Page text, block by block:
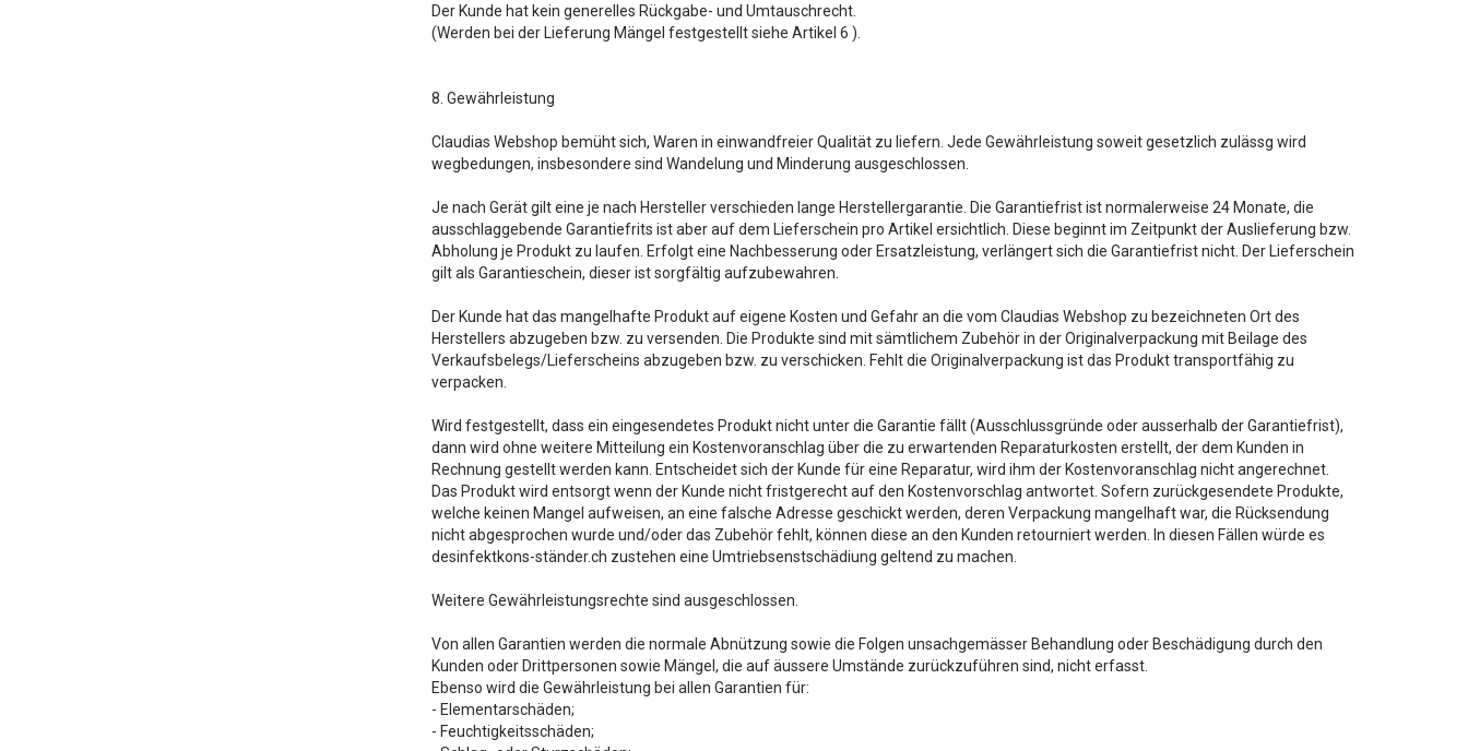
Der Kunde hat kein generelles Rückgabe- und Umtauschrecht.
(Werden bei der Lieferung Mängel festgestellt siehe Artikel 6 ).
8. Gewährleistung
Claudias Webshop bemüht sich, Waren in einwandfreier Qualität zu liefern. Jede Gewährleistung soweit gesetzlich zulässg wird
wegbedungen, insbesondere sind Wandelung und Minderung ausgeschlossen.
Je nach Gerät gilt eine je nach Hersteller verschieden lange Herstellergarantie. Die Garantiefrist ist normalerweise 24 Monate, die
ausschlaggebende Garantiefrits ist aber auf dem Lieferschein pro Artikel ersichtlich. Diese beginnt im Zeitpunkt der Auslieferung bzw.
Abholung je Produkt zu laufen. Erfolgt eine Nachbesserung oder Ersatzleistung, verlängert sich die Garantiefrist nicht. Der Lieferschein
gilt als Garantieschein, dieser ist sorgfältig aufzubewahren.
Der Kunde hat das mangelhafte Produkt auf eigene Kosten und Gefahr an die vom Claudias Webshop zu bezeichneten Ort des
Herstellers abzugeben bzw. zu versenden. Die Produkte sind mit sämtlichem Zubehör in der Originalverpackung mit Beilage des
Verkaufsbelegs/Lieferscheins abzugeben bzw. zu verschicken. Fehlt die Originalverpackung ist das Produkt transportfähig zu
verpacken.
Wird festgestellt, dass ein eingesendetes Produkt nicht unter die Garantie fällt (Ausschlussgründe oder ausserhalb der Garantiefrist),
dann wird ohne weitere Mitteilung ein Kostenvoranschlag über die zu erwartenden Reparaturkosten erstellt, der dem Kunden in
Rechnung gestellt werden kann. Entscheidet sich der Kunde für eine Reparatur, wird ihm der Kostenvoranschlag nicht angerechnet.
Das Produkt wird entsorgt wenn der Kunde nicht fristgerecht auf den Kostenvorschlag antwortet. Sofern zurückgesendete Produkte,
welche keinen Mangel aufweisen, an eine falsche Adresse geschickt werden, deren Verpackung mangelhaft war, die Rücksendung
nicht abgesprochen wurde und/oder das Zubehör fehlt, können diese an den Kunden retourniert werden. In diesen Fällen würde es
desinfektkons-ständer.ch zustehen eine Umtriebsenstschädiung geltend zu machen.
Weitere Gewährleistungsrechte sind ausgeschlossen.
Von allen Garantien werden die normale Abnützung sowie die Folgen unsachgemässer Behandlung oder Beschädigung durch den
Kunden oder Drittpersonen sowie Mängel, die auf äussere Umstände zurückzuführen sind, nicht erfasst.
Ebenso wird die Gewährleistung bei allen Garantien für:
- Elementarschäden;
- Feuchtigkeitsschäden;